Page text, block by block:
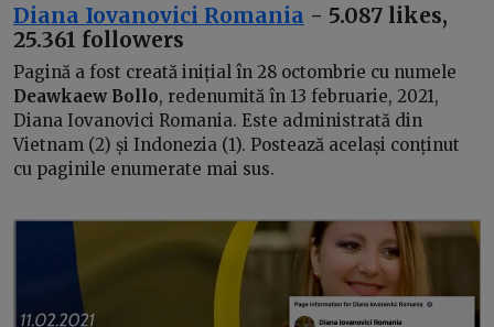
Diana Iovanovici Romania - 5.087 likes,
25.361 followers
Pagină a fost creată inițial în 28 octombrie cu numele
Deawkaew Bollo, redenumită în 13 februarie, 2021,
Diana Iovanovici Romania. Este administrată din
Vietnam (2) și Indonezia (1). Postează același conținut
cu paginile enumerate mai sus.